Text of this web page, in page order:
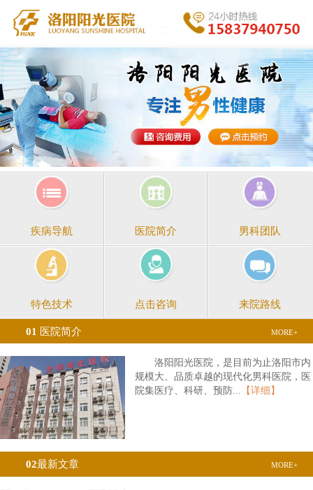
疾病导航 医院简介 男科团队
特色技术 点击咨询 来院路线
01 医院简介 MORE+
洛阳阳光医院，是目前为止洛阳市内
规模大、品质卓越的现代化男科医院，医
院集医疗、科研、预防...
【详细】
02最新文章 MORE+